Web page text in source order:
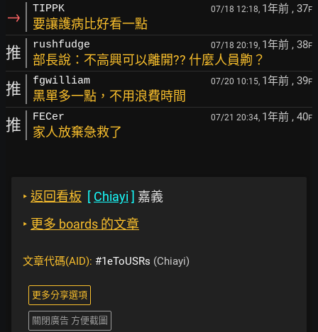
→ TIPPK 07/18 12:18, 1年前 , 37F
要讓護病比好看一點
推 rushfudge 07/18 20:19, 1年前 , 38F
部長說：不高興可以離開?? 什麼人員齁？
推 fgwilliam 07/20 10:15, 1年前 , 39F
黑單多一點，不用浪費時間
推 FECer 07/21 20:34, 1年前 , 40F
家人放棄急救了
‣ 返回看板 [ Chiayi ] 嘉義
‣ 更多 boards 的文章
文章代碼(AID): #1eToUSRs (Chiayi)
更多分享選項
關閉廣告 方便截圖